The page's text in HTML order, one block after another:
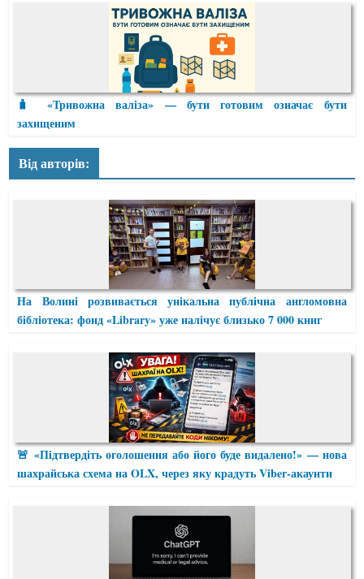
🧳 «Тривожна валіза» — бути готовим означає бути
захищеним
Від авторів:
На Волині розвивається унікальна публічна англомовна
бібліотека: фонд «Library» уже налічує близько 7 000 книг
🚨 «Підтвердіть оголошення або його буде видалено!» — нова
шахрайська схема на OLX, через яку крадуть Viber-акаунти